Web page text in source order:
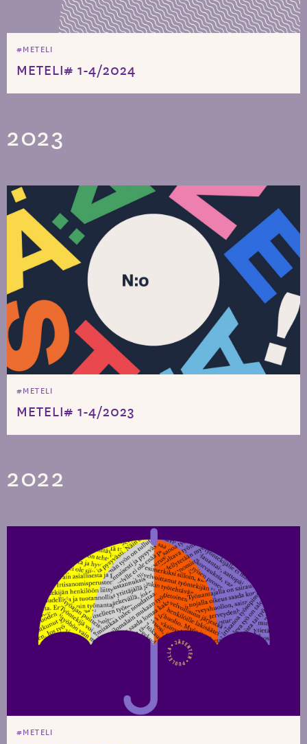
#METELI
METELI# 1-4/2024
2023
#METELI
METELI# 1-4/2023
2022
#METELI